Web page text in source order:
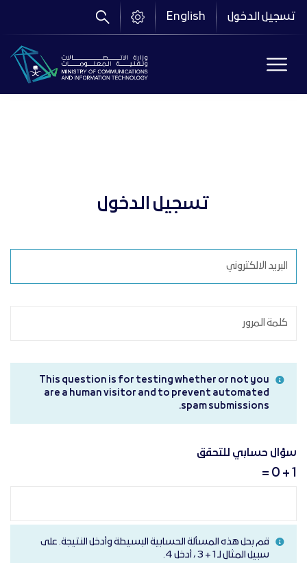
تجاوز
إلى
الرئيسي
تسجيل الدخول English
تسجيل الدخول
This question is for testing whether or not you
are a human visitor and to prevent automated
spam submissions.
سؤال حسابي للتحقق
1 + 0 =
قم بحل هذه المسألة الحسابية البسيطة وأدخل النتيجة. على
سبيل المثال لـ 1 + 3 ، أدخل 4.